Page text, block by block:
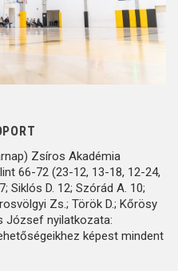
Zsíros Akadémia
66-72 (23-12, 13-18, 12-24,
Siklós D. 12; Szórád A. 10;
Zs.; Török D.; Kőrösy
József nyilatkozata:
képest mindent